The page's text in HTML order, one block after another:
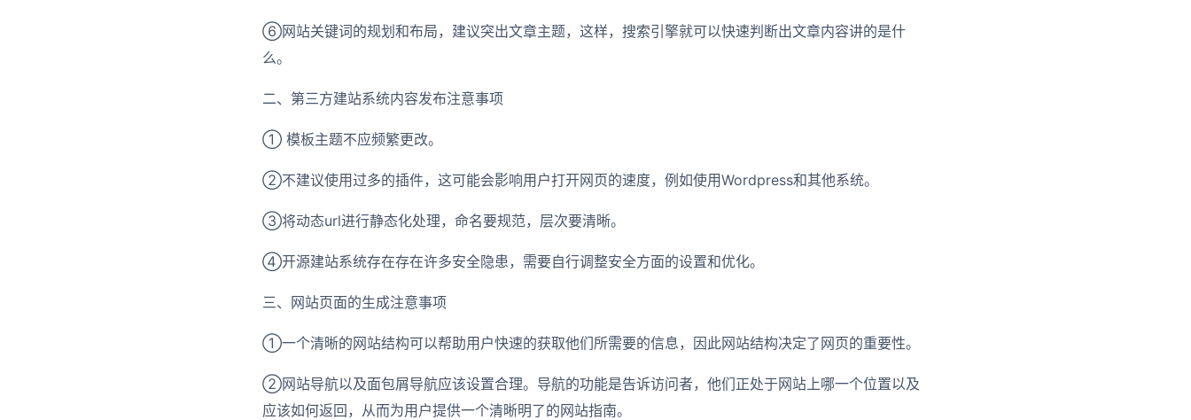
⑥网站关键词的规划和布局，建议突出文章主题，这样，搜索引擎就可以快速判断出文章内容讲的是什
么。
二、第三方建站系统内容发布注意事项
① 模板主题不应频繁更改。
②不建议使用过多的插件，这可能会影响用户打开网页的速度，例如使用Wordpress和其他系统。
③将动态url进行静态化处理，命名要规范，层次要清晰。
④开源建站系统存在存在许多安全隐患，需要自行调整安全方面的设置和优化。
三、网站页面的生成注意事项
①一个清晰的网站结构可以帮助用户快速的获取他们所需要的信息，因此网站结构决定了网页的重要性。
②网站导航以及面包屑导航应该设置合理。导航的功能是告诉访问者，他们正处于网站上哪一个位置以及
应该如何返回，从而为用户提供一个清晰明了的网站指南。